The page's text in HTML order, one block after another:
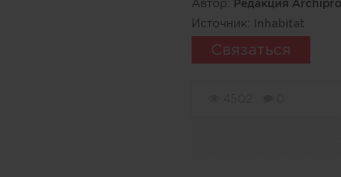
Автор: Редакция
Источник: Inhabitat
Связаться